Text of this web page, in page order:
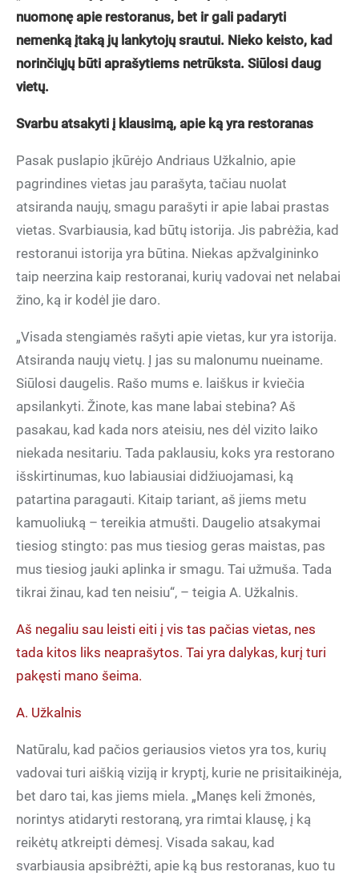
nuomonę apie restoranus, bet ir gali padaryti
nemenką įtaką jų lankytojų srautui. Nieko keisto, kad
norinčiųjų būti aprašytiems netrūksta. Siūlosi daug
vietų.
Svarbu atsakyti į klausimą, apie ką yra restoranas
Pasak puslapio įkūrėjo Andriaus Užkalnio, apie
pagrindines vietas jau parašyta, tačiau nuolat
atsiranda naujų, smagu parašyti ir apie labai prastas
vietas. Svarbiausia, kad būtų istorija. Jis pabrėžia, kad
restoranui istorija yra būtina. Niekas apžvalgininko
taip neerzina kaip restoranai, kurių vadovai net nelabai
žino, ką ir kodėl jie daro.
„Visada stengiamės rašyti apie vietas, kur yra istorija.
Atsiranda naujų vietų. Į jas su malonumu nueiname.
Siūlosi daugelis. Rašo mums e. laiškus ir kviečia
apsilankyti. Žinote, kas mane labai stebina? Aš
pasakau, kad kada nors ateisiu, nes dėl vizito laiko
niekada nesitariu. Tada paklausiu, koks yra restorano
išskirtinumas, kuo labiausiai didžiuojamasi, ką
patartina paragauti. Kitaip tariant, aš jiems metu
kamuoliuką – tereikia atmušti. Daugelio atsakymai
tiesiog stingto: pas mus tiesiog geras maistas, pas
mus tiesiog jauki aplinka ir smagu. Tai užmuša. Tada
tikrai žinau, kad ten neisiu“, – teigia A. Užkalnis.
Aš negaliu sau leisti eiti į vis tas pačias vietas, nes
tada kitos liks neaprašytos. Tai yra dalykas, kurį turi
pakęsti mano šeima.
A. Užkalnis
Natūralu, kad pačios geriausios vietos yra tos, kurių
vadovai turi aiškią viziją ir kryptį, kurie ne prisitaikinėja,
bet daro tai, kas jiems miela. „Manęs keli žmonės,
norintys atidaryti restoraną, yra rimtai klausę, į ką
reikėtų atkreipti dėmesį. Visada sakau, kad
svarbiausia apsibrėžti, apie ką bus restoranas, kuo tu